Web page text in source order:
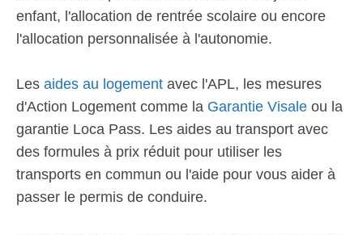
enfant, l'allocation de rentrée scolaire ou encore
l'allocation personnalisée à l'autonomie.
Les aides au logement avec l'APL, les mesures
d'Action Logement comme la Garantie Visale ou la
garantie Loca Pass. Les aides au transport avec
des formules à prix réduit pour utiliser les
transports en commun ou l'aide pour vous aider à
passer le permis de conduire.